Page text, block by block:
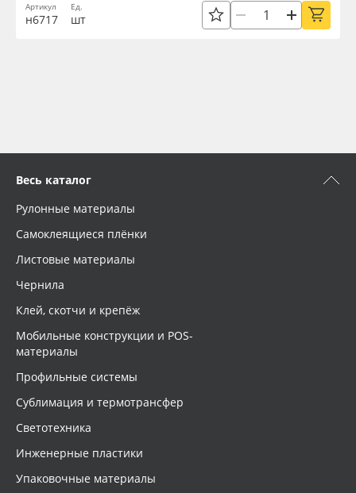
Артикул
н6717
Ед.
шт
Весь каталог
Рулонные материалы
Самоклеящиеся плёнки
Листовые материалы
Чернила
Клей, скотчи и крепёж
Мобильные конструкции и POS-
материалы
Профильные системы
Сублимация и термотрансфер
Светотехника
Инженерные пластики
Упаковочные материалы